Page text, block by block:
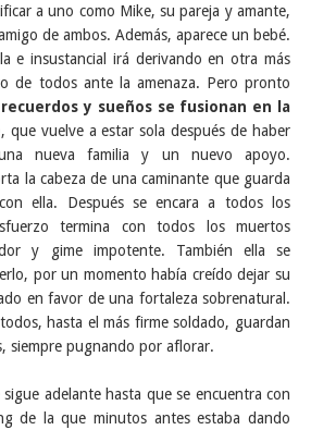
a uno como Mike, su pareja y amante,
de ambos. Además, aparece un bebé.
e insustancial irá derivando en otra más
de todos ante la amenaza. Pero pronto
recuerdos y sueños se fusionan en la
, que vuelve a estar sola después de haber
nueva familia y un nuevo apoyo.
la cabeza de una caminante que guarda
ella. Después se encara a todos los
termina con todos los muertos
y gime impotente. También ella se
por un momento había creído dejar su
en favor de una fortaleza sobrenatural.
hasta el más firme soldado, guardan
siempre pugnando por aflorar.
adelante hasta que se encuentra con
de la que minutos antes estaba dando